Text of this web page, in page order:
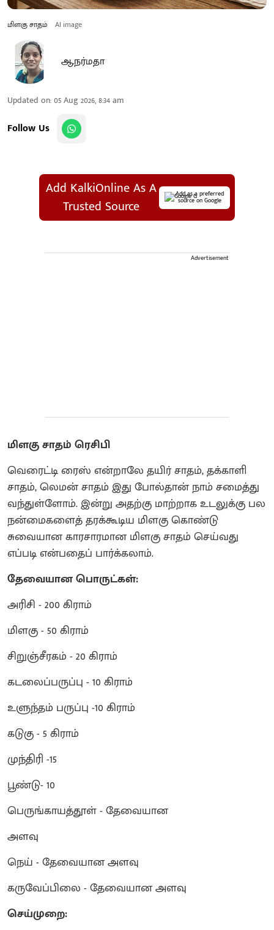
மிளகு சாதம் AI image
ஆ.நர்மதா
Updated on:05 Aug 2026, 8:34 am
Follow Us
Add KalkiOnline As A
Trusted Source
Add as a preferred
source on Google
Advertisement
மிளகு சாதம் ரெசிபி
வெரைட்டி ரைஸ் என்றாலே தயிர் சாதம், தக்காளி
சாதம், லெமன் சாதம் இது போல்தான் நாம் சமைத்து
வந்துள்ளோம். இன்று அதற்கு மாற்றாக உடலுக்கு பல
நன்மைகளைத் தரக்கூடிய மிளகு கொண்டு
சுவையான காரசாரமான மிளகு சாதம் செய்வது
எப்படி என்பதைப் பார்க்கலாம்.
தேவையான பொருட்கள்:
அரிசி - 200 கிராம்
மிளகு - 50 கிராம்
சிறுஞ்சீரகம் - 20 கிராம்
கடலைப்பருப்பு - 10 கிராம்
உளுந்தம் பருப்பு -10 கிராம்
கடுகு - 5 கிராம்
முந்திரி -15
பூண்டு- 10
பெருங்காயத்தூள் - தேவையான
அளவு
நெய் - தேவையான அளவு
கருவேப்பிலை - தேவையான அளவு
செய்முறை: